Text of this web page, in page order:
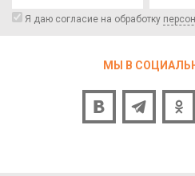
Я даю согласие на обработку
МЫ В